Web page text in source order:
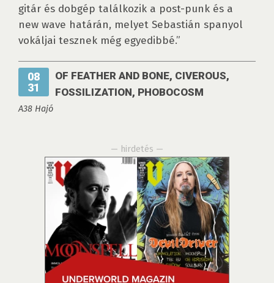
gitár és dobgép találkozik a post-punk és a
new wave határán, melyet Sebastián spanyol
vokáljai tesznek még egyedibbé.”
08
31
OF FEATHER AND BONE, CIVEROUS,
FOSSILIZATION, PHOBOCOSM
A38 Hajó
— hirdetés —